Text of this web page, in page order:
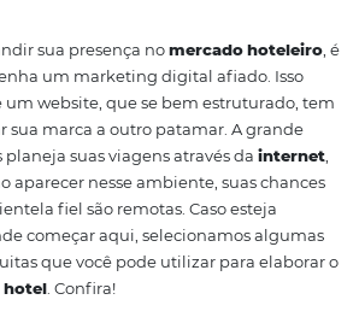
hotel
sua presença nomercado
tenha um marketing digital afiado.
de um website, que se bem
sua marca a outro patamar.